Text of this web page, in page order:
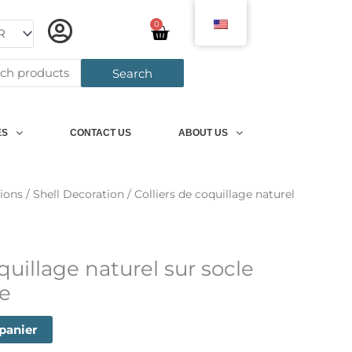
0
Panier
Search
CONTACT US ABOUT US
/ Shell Decoration / Colliers de coquillage naturel
naturel sur socle